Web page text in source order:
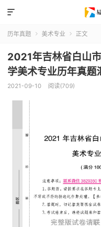

历年真题  美术专业  正文
2021年吉林省白山
学美术专业历年真题
2021-09-10 阅读(709)